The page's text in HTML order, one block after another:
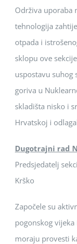
Održiva uporaba
tehnologija
otpada i
sklopu ove
uspostavu suhog
goriva u
skladišta nisko i
Hrvatskoj i
Dugotrajni rad
Predsjedatelj
Krško
Započele su
pogonskog
moraju provesti